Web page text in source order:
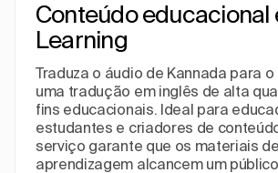
Conteúdo educacional
Learning
Traduza o áudio de Kannada para
uma tradução em inglês de alta
fins educacionais. Ideal para
estudantes e criadores de
serviço garante que os materiais de
aprendizagem alcancem um